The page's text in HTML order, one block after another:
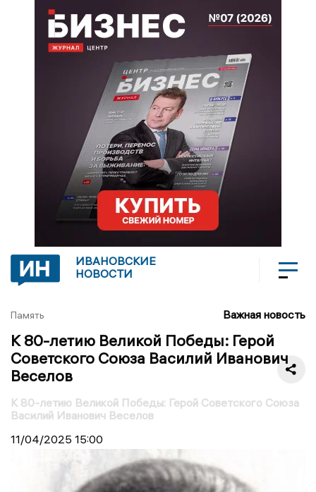
ИВАНОВСКИЕ
НОВОСТИ
Память Важная новость
К 80-летию Великой Победы: Герой
Советского Союза Василий Иванович
Веселов
К 80-летию Великой Победы: Герой Советского Союза
Василий Иванович Веселов
11/04/2025 15:00